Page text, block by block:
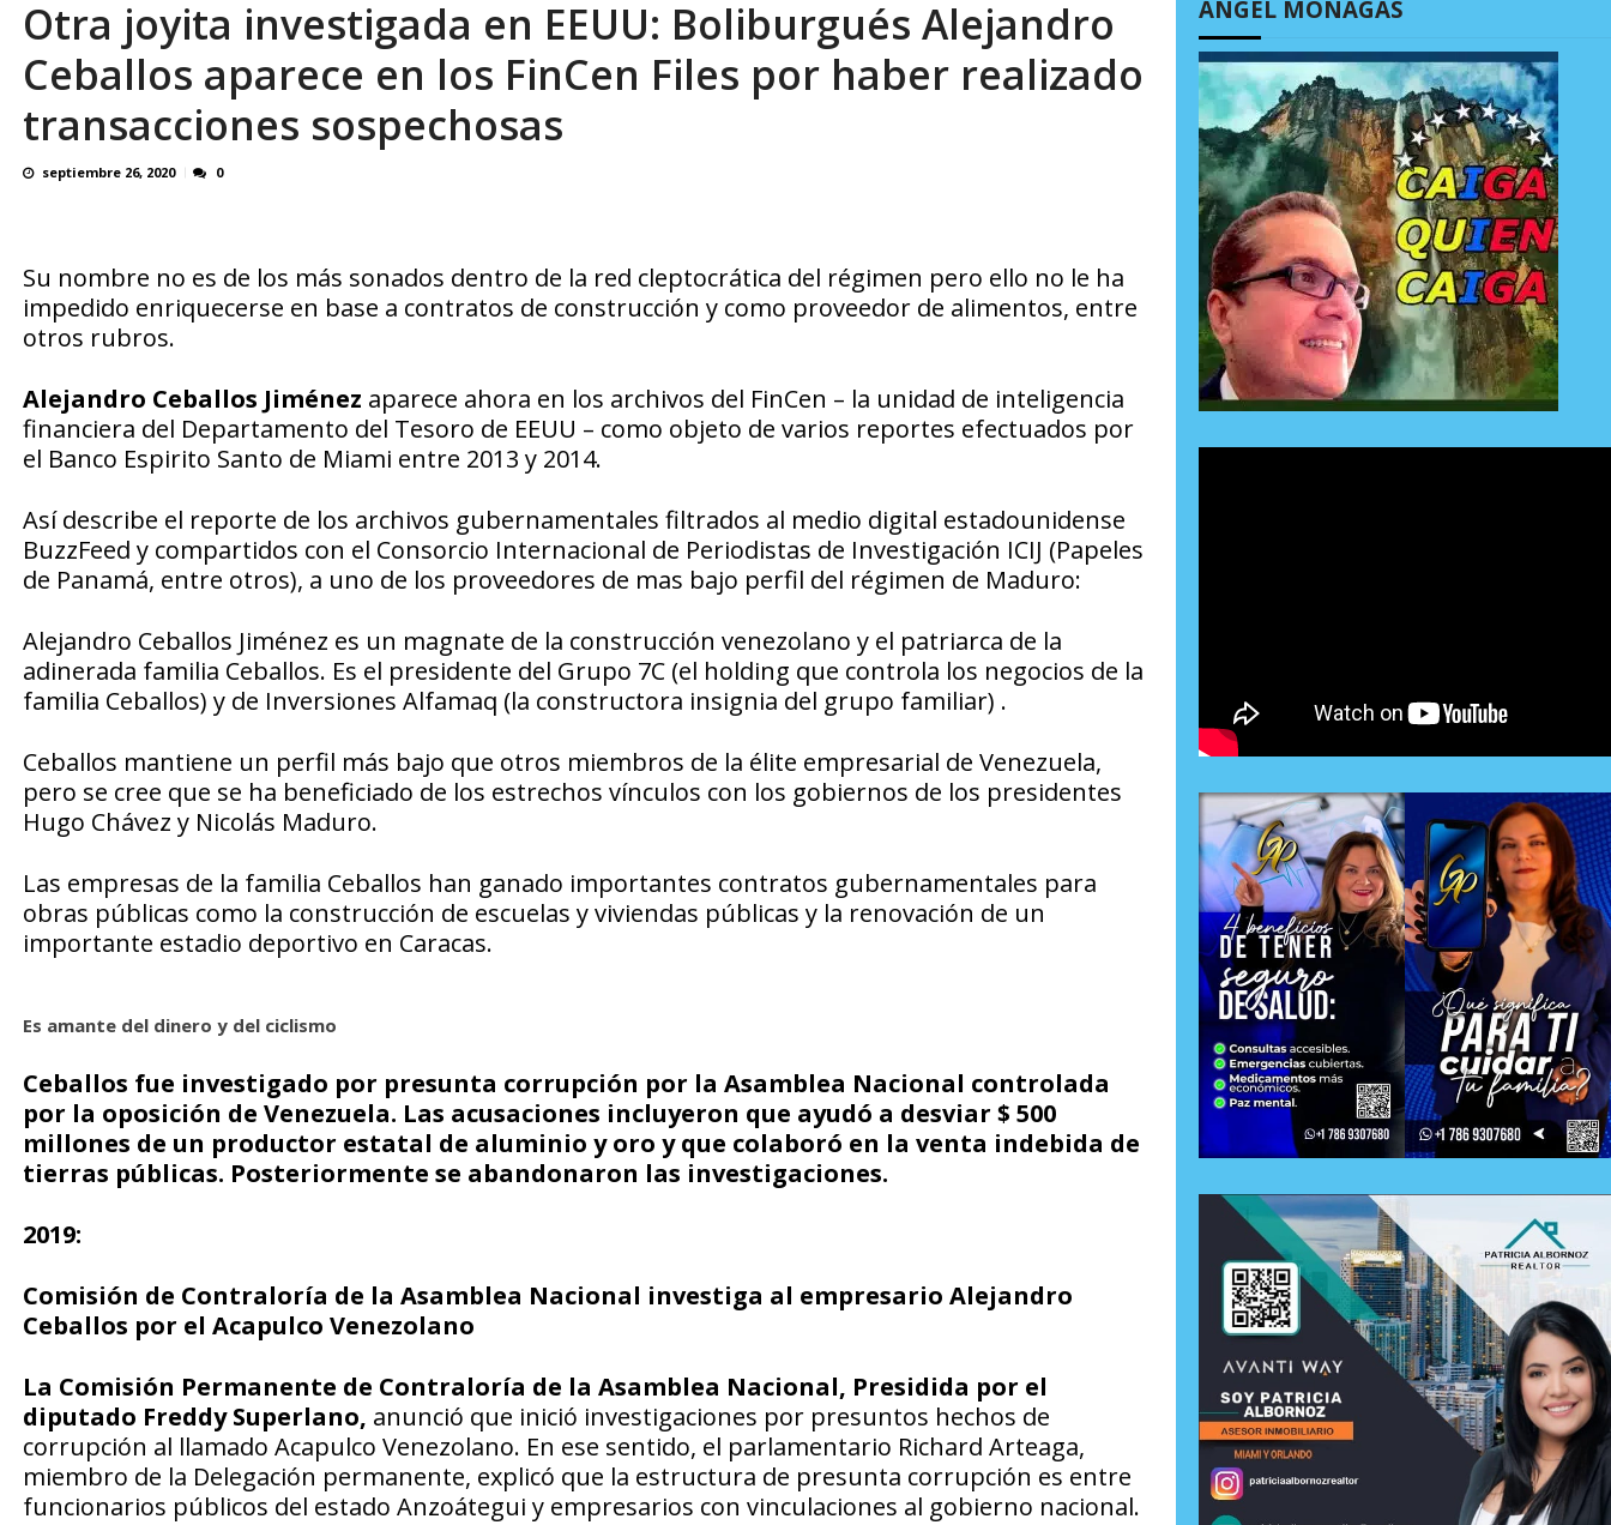
OVP denunció 15 años de violación sistemática de derechos humanos en el Minister... AGOSTO 6, 2026
Otra joyita investigada en EEUU: Boliburgués Alejandro
Ceballos aparece en los FinCen Files por haber realizado
transacciones sospechosas
septiembre 26, 2020 0
Su nombre no es de los más sonados dentro de la red cleptocrática del régimen pero ello no le ha
impedido enriquecerse en base a contratos de construcción y como proveedor de alimentos, entre
otros rubros.
Alejandro Ceballos Jiménez aparece ahora en los archivos del FinCen – la unidad de inteligencia
financiera del Departamento del Tesoro de EEUU – como objeto de varios reportes efectuados por
el Banco Espirito Santo de Miami entre 2013 y 2014.
Así describe el reporte de los archivos gubernamentales filtrados al medio digital estadounidense
BuzzFeed y compartidos con el Consorcio Internacional de Periodistas de Investigación ICIJ (Papeles
de Panamá, entre otros), a uno de los proveedores de mas bajo perfil del régimen de Maduro:
Alejandro Ceballos Jiménez es un magnate de la construcción venezolano y el patriarca de la
adinerada familia Ceballos. Es el presidente del Grupo 7C (el holding que controla los negocios de la
familia Ceballos) y de Inversiones Alfamaq (la constructora insignia del grupo familiar) .
Ceballos mantiene un perfil más bajo que otros miembros de la élite empresarial de Venezuela,
pero se cree que se ha beneficiado de los estrechos vínculos con los gobiernos de los presidentes
Hugo Chávez y Nicolás Maduro.
Las empresas de la familia Ceballos han ganado importantes contratos gubernamentales para
obras públicas como la construcción de escuelas y viviendas públicas y la renovación de un
importante estadio deportivo en Caracas.
Es amante del dinero y del ciclismo
Ceballos fue investigado por presunta corrupción por la Asamblea Nacional controlada
por la oposición de Venezuela. Las acusaciones incluyeron que ayudó a desviar $ 500
millones de un productor estatal de aluminio y oro y que colaboró ​​en la venta indebida de
tierras públicas. Posteriormente se abandonaron las investigaciones.
2019:
Comisión de Contraloría de la Asamblea Nacional investiga al empresario Alejandro
Ceballos por el Acapulco Venezolano
La Comisión Permanente de Contraloría de la Asamblea Nacional, Presidida por el
diputado Freddy Superlano, anunció que inició investigaciones por presuntos hechos de
corrupción al llamado Acapulco Venezolano. En ese sentido, el parlamentario Richard Arteaga,
miembro de la Delegación permanente, explicó que la estructura de presunta corrupción es entre
funcionarios públicos del estado Anzoátegui y empresarios con vinculaciones al gobierno nacional.
ÁNGEL MONAGAS